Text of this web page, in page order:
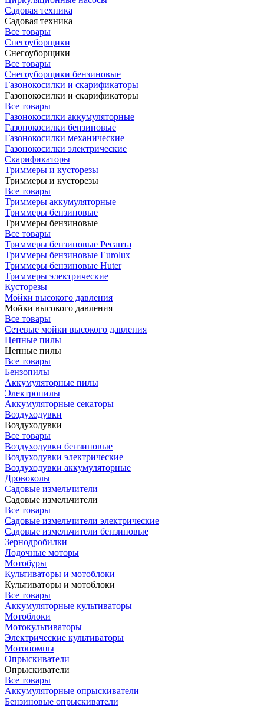
Садовая техника
Садовая техника
Все товары
Снегоуборщики
Снегоуборщики
Все товары
Снегоуборщики бензиновые
Газонокосилки и скарификаторы
Газонокосилки и скарификаторы
Все товары
Газонокосилки аккумуляторные
Газонокосилки бензиновые
Газонокосилки механические
Газонокосилки электрические
Скарификаторы
Триммеры и кусторезы
Триммеры и кусторезы
Все товары
Триммеры аккумуляторные
Триммеры бензиновые
Триммеры бензиновые
Все товары
Триммеры бензиновые Ресанта
Триммеры бензиновые Eurolux
Триммеры бензиновые Huter
Триммеры электрические
Кусторезы
Мойки высокого давления
Мойки высокого давления
Все товары
Сетевые мойки высокого давления
Цепные пилы
Цепные пилы
Все товары
Бензопилы
Аккумуляторные пилы
Электропилы
Аккумуляторные секаторы
Воздуходувки
Воздуходувки
Все товары
Воздуходувки бензиновые
Воздуходувки электрические
Воздуходувки аккумуляторные
Дровоколы
Садовые измельчители
Садовые измельчители
Все товары
Садовые измельчители электрические
Садовые измельчители бензиновые
Зернодробилки
Лодочные моторы
Мотобуры
Культиваторы и мотоблоки
Культиваторы и мотоблоки
Все товары
Аккумуляторные культиваторы
Мотоблоки
Мотокультиваторы
Электрические культиваторы
Мотопомпы
Опрыскиватели
Опрыскиватели
Все товары
Аккумуляторные опрыскиватели
Бензиновые опрыскиватели